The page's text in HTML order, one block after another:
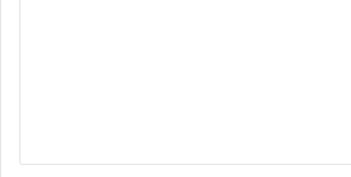
Anksiyete semptomlarını iyileştirmek